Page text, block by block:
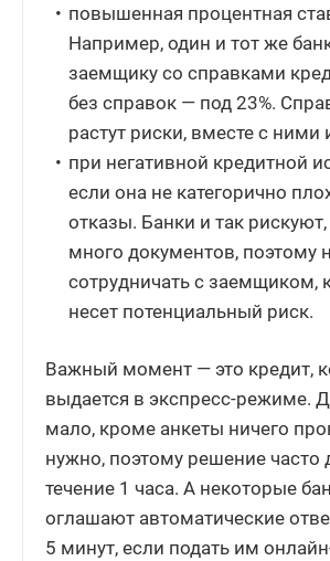
повышенная процентная
Например, один и тот же
заемщику со справками
без справок — под 23%.
растут риски, вместе с ними
при негативной кредитной
если она не категорично
отказы. Банки и так
много документов, поэтому
сотрудничать с заемщиком,
несет потенциальный риск.
Важный момент — это кредит,
выдается в экспресс-режиме.
мало, кроме анкеты ничего
нужно, поэтому решение часто
течение 1 часа. А некоторые
оглашают автоматические
5 минут, если подать им